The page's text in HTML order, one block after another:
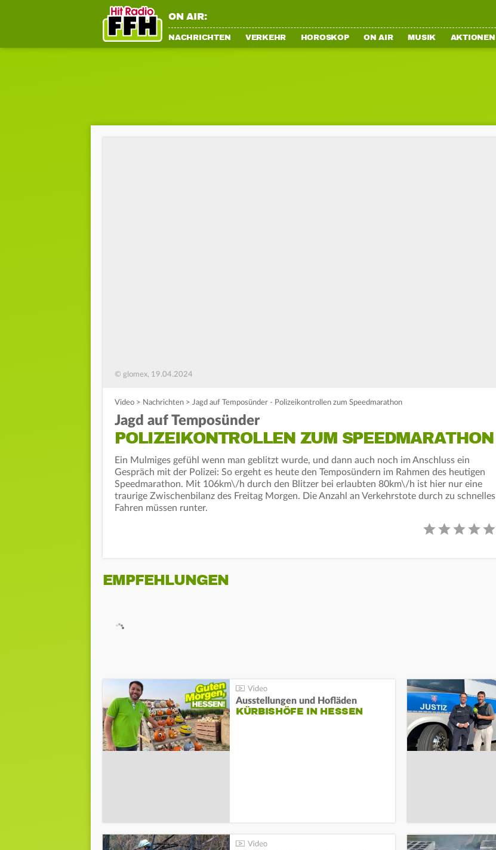
ON AIR:
NACHRICHTEN VERKEHR HOROSKOP ON AIR MUSIK AKTIONEN
© glomex, 19.04.2024
Video > Nachrichten > Jagd auf Temposünder - Polizeikontrollen zum Speedmarathon
Jagd auf Temposünder
POLIZEIKONTROLLEN ZUM SPEEDMARATHON
Ein Mulmiges gefühl wenn man geblitzt wurde, und dann auch noch im Anschluss ein
Gespräch mit der Polizei: So ergeht es heute den Temposündern im Rahmen des heutigen
Speedmarathon. Mit 106km\/h durch den Blitzer bei erlaubten 80km\/h ist hier nur eine
traurige Zwischenbilanz des Freitag Morgen. Die Anzahl an Verkehrstote durch zu schnelles
Fahren müssen runter.
EMPFEHLUNGEN
Ausstellungen und Hofläden
KÜRBISHÖFE IN HESSEN